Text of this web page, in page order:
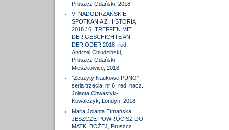
Pruszcz Gdański, 2018
VI NADODRZAŃSKIE
SPOTKANIA Z HISTORIĄ
2018 / 6. TREFFEN MIT
DER GESCHICHTE AN
DER ODER 2018, red.
Andrzej Chludziński,
Pruszcz Gdański -
Mieszkowice, 2018
"Zeszyty Naukowe PUNO",
seria trzecia, nr 6, red. nacz.
Jolanta Chwastyk-
Kowalczyk, Londyn, 2018
Maria Jolanta Etmańska,
JESZCZE POWRÓCISZ DO
MATKI BOŻEJ, Pruszcz